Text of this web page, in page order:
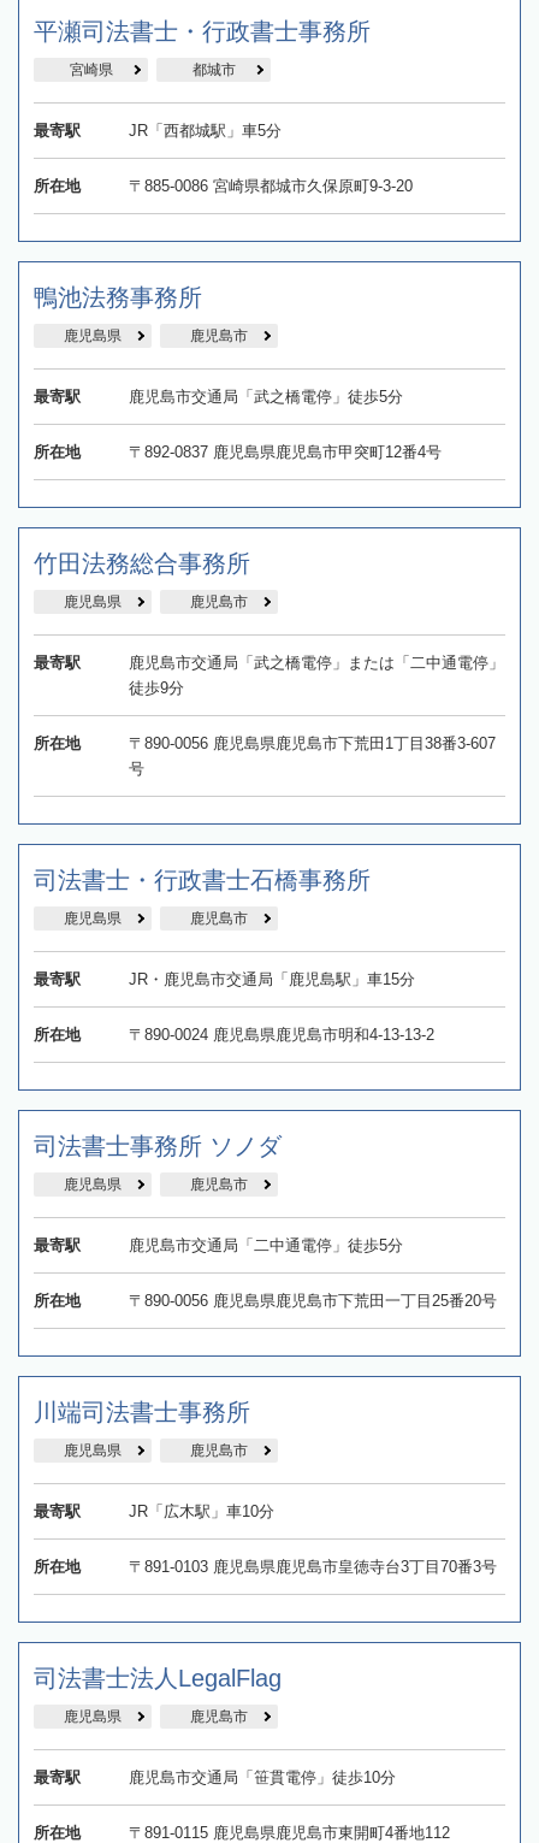
平瀬司法書士・行政書士事務所
宮崎県 都城市
最寄駅 JR「西都城駅」車5分
所在地 〒885-0086 宮崎県都城市久保原町9-3-20
鴨池法務事務所
鹿児島県 鹿児島市
最寄駅 鹿児島市交通局「武之橋電停」徒歩5分
所在地 〒892-0837 鹿児島県鹿児島市甲突町12番4号
竹田法務総合事務所
鹿児島県 鹿児島市
最寄駅
鹿児島市交通局「武之橋電停」または「二中通電停」
徒歩9分
所在地
〒890-0056 鹿児島県鹿児島市下荒田1丁目38番3-607
号
司法書士・行政書士石橋事務所
鹿児島県 鹿児島市
最寄駅 JR・鹿児島市交通局「鹿児島駅」車15分
所在地 〒890-0024 鹿児島県鹿児島市明和4-13-13-2
司法書士事務所 ソノダ
鹿児島県 鹿児島市
最寄駅 鹿児島市交通局「二中通電停」徒歩5分
所在地 〒890-0056 鹿児島県鹿児島市下荒田一丁目25番20号
川端司法書士事務所
鹿児島県 鹿児島市
最寄駅 JR「広木駅」車10分
所在地 〒891-0103 鹿児島県鹿児島市皇徳寺台3丁目70番3号
司法書士法人LegalFlag
鹿児島県 鹿児島市
最寄駅 鹿児島市交通局「笹貫電停」徒歩10分
所在地 〒891-0115 鹿児島県鹿児島市東開町4番地112